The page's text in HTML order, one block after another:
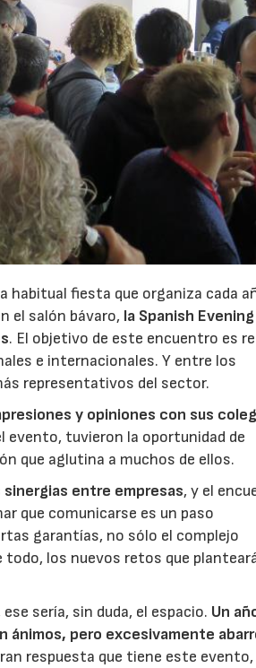
habitual fiesta que organiza cada
el salón bávaro, la Spanish
. El objetivo de este encuentro es
e internacionales. Y entre los
representativos del sector.
y opiniones con sus
evento, tuvieron la oportunidad de
que aglutina a muchos de ellos.
entre empresas, y el
que comunicarse es un paso
garantías, no sólo el complejo
los nuevos retos que
sería, sin duda, el espacio. Un
ánimos, pero excesivamente
respuesta que tiene este
30/07/2026